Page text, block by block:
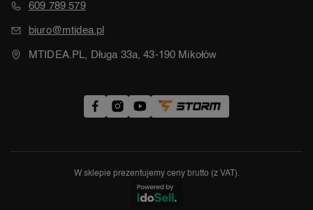
609 789 579
biuro@mtidea.pl
MTIDEA.PL, Długa 33a, 43-190 Mikołów
W sklepie prezentujemy ceny brutto (z VAT).